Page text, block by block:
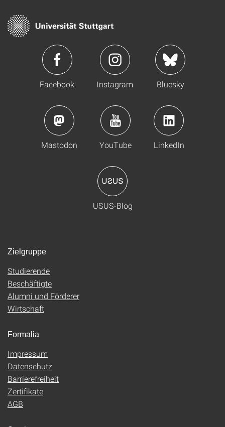
Facebook Instagram Bluesky
Mastodon YouTube LinkedIn
USUS-Blog
Zielgruppe
Studierende
Beschäftigte
Alumni und Förderer
Wirtschaft
Formalia
Impressum
Datenschutz
Barrierefreiheit
Zertifikate
AGB